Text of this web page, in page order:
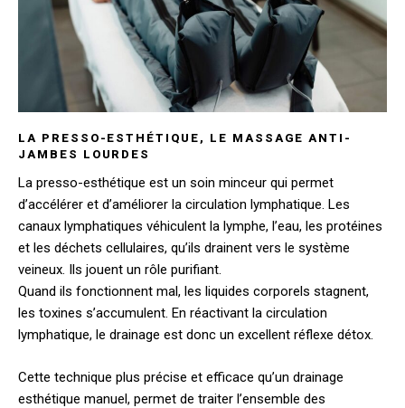
LA PRESSO-ESTHÉTIQUE, LE MASSAGE ANTI-
JAMBES LOURDES
La presso-esthétique est un soin minceur qui permet
d’accélérer et d’améliorer la circulation lymphatique. Les
canaux lymphatiques véhiculent la lymphe, l’eau, les protéines
et les déchets cellulaires, qu’ils drainent vers le système
veineux. Ils jouent un rôle purifiant.
Quand ils fonctionnent mal, les liquides corporels stagnent,
les toxines s’accumulent. En réactivant la circulation
lymphatique, le drainage est donc un excellent réflexe détox.
Cette technique plus précise et efficace qu’un drainage
esthétique manuel, permet de traiter l’ensemble des